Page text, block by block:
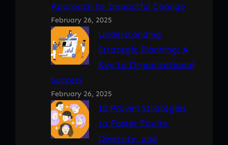
Approach to Impactful Change
February 26, 2025
Understanding
Strategic Planning: A
Key to Organizational
Success
February 26, 2025
10 Proven Strategies
to Foster Equity,
Diversity, and